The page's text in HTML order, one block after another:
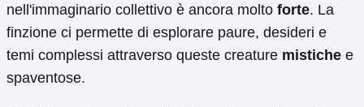
nell'immaginario collettivo è ancora molto forte. La
finzione ci permette di esplorare paure, desideri e
temi complessi attraverso queste creature mistiche e
spaventose.